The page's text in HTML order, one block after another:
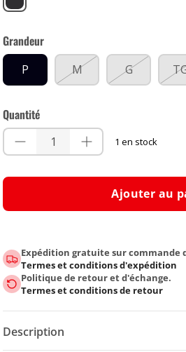
Grandeur
P M G
Quantité
1 en stock
Ajouter au
Expédition gratuite sur commande
Termes et conditions d'expédition
Politique de retour et d'échange.
Termes et conditions de retour
Description